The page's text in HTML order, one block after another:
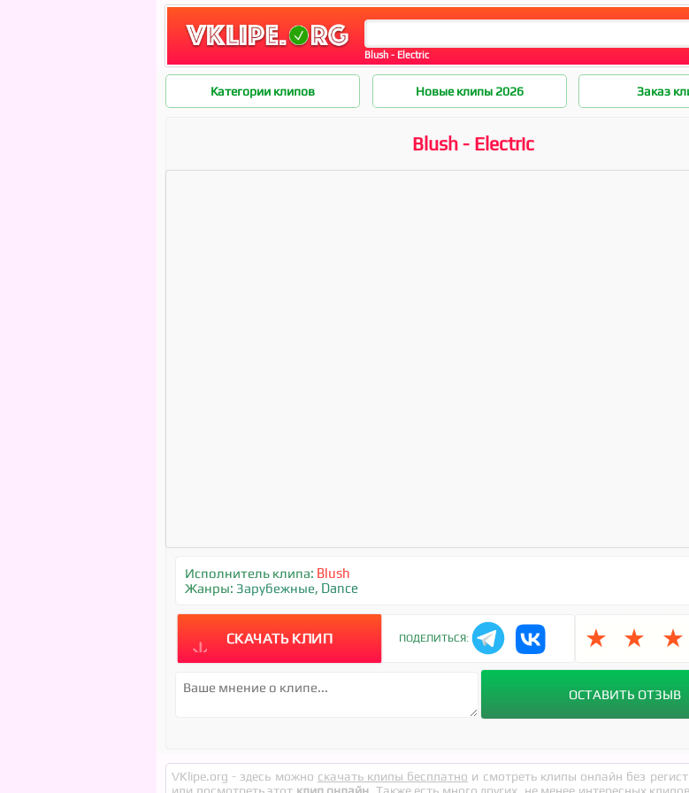
Blush - Electric
Категории клипов Новые клипы 2026 Заказ
Blush - Electric
Исполнитель клипа: Blush
Жанры: Зарубежные, Dance
СКАЧАТЬ КЛИП ПОДЕЛИТЬСЯ: ★ ★ ★
VKlipe.org - здесь можно скачать клипы бесплатно и смотреть клипы онлайн без